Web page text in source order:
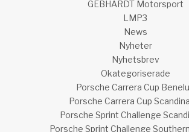
GEBHARDT Motorsport
LMP3
News
Nyheter
Nyhetsbrev
Okategoriserade
Porsche Carrera Cup
Porsche Carrera Cup
Porsche Sprint Challenge
Porsche Sprint Challenge